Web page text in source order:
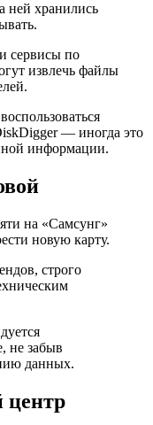
ней хранились
сервисы по
извлечь файлы
— иногда это
информации.
на «Самсунг»
новую карту.
строго
не забыв
данных.
центр